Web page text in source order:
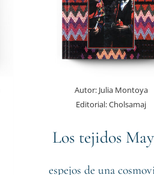
Autor:Julia Montoya
Editorial:Cholsamaj
Los tejidos
espejos de una